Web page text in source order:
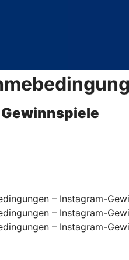
– Instagram-
– Instagram-
– Instagram-